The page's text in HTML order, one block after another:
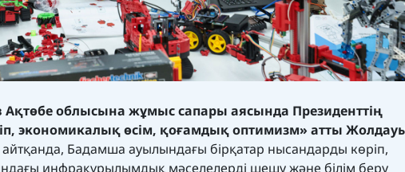
облысына жұмыс сапары аясында Президенттің
экономикалық өсім, қоғамдық оптимизм» атты
айтқанда, Бадамша ауылындағы бірқатар нысандарды көріп,
инфрақұрылымдық мәселелерді шешу және білім беру